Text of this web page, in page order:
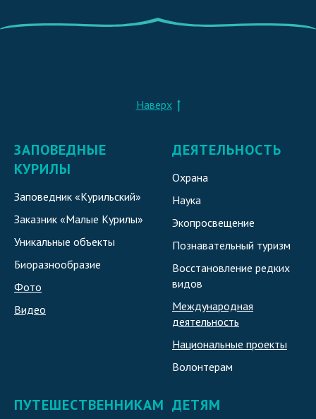
Наверх
ЗАПОВЕДНЫЕ
КУРИЛЫ
Заповедник «Курильский»
Заказник «Малые Курилы»
Уникальные объекты
Биоразнообразие
Фото
Видео
ДЕЯТЕЛЬНОСТЬ
Охрана
Наука
Экопросвещение
Познавательный туризм
Восстановление редких
видов
Международная
деятельность
Национальные проекты
Волонтерам
ПУТЕШЕСТВЕННИКАМ ДЕТЯМ